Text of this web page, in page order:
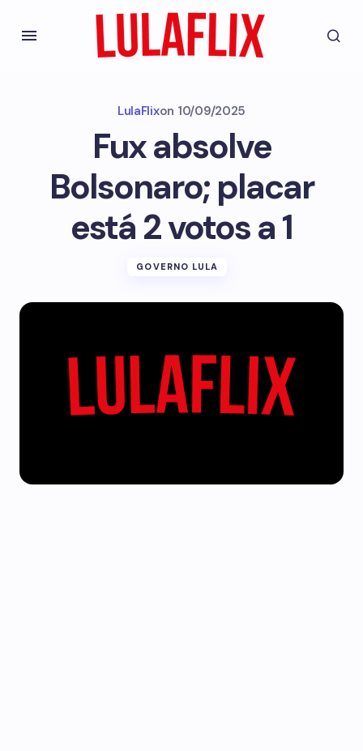
LulaFlixon 10/09/2025
Fux absolve
Bolsonaro; placar
está 2 votos a 1
GOVERNO LULA